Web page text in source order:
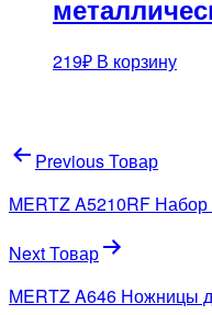
219₽ В корзину
Навигация
по
записям
Previous Товар
MERTZ A5210RF
Next Товар
MERTZ A646 Ножницы